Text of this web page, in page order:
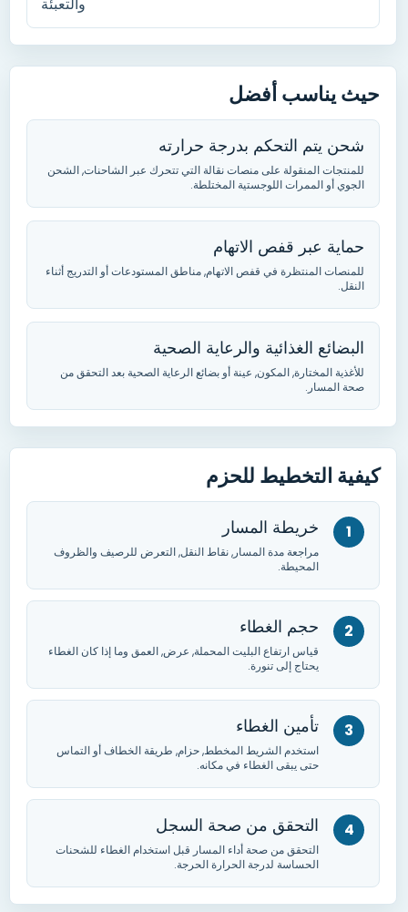
حيث يناسب أفضل
شحن يتم التحكم بدرجة حرارته
للمنتجات المنقولة على منصات نقالة التي تتحرك عبر الشاحنات,الشحن
الجوي أو الممرات اللوجستية المختلطة.
حماية عبر قفص الاتهام
للمنصات المنتظرة في قفص الاتهام,مناطق المستودعات أو التدريج أثناء
النقل.
البضائع الغذائية والرعاية الصحية
للأغذية المختارة,المكون, عينة أو بضائع الرعاية الصحية بعد التحقق من
صحة المسار .
كيفية التخطيط للحزم
خريطة المسار
مراجعة مدة المسار, نقاط النقل,التعرض للرصيف والظروف
المحيطة.
حجم الغطاء
قياس ارتفاع البليت المحملة, عرض,العمق وما إذا كان الغطاء
يحتاج إلى تنورة.
تأمين الغطاء
استخدم الشريط المخطط, حزام, طريقة الخطاف أو التماس
حتى يبقى الغطاء في مكانه.
التحقق من صحة السجل
التحقق من صحة أداء المسار قبل استخدام الغطاء للشحنات
الحساسة لدرجة الحرارة الحرجة.